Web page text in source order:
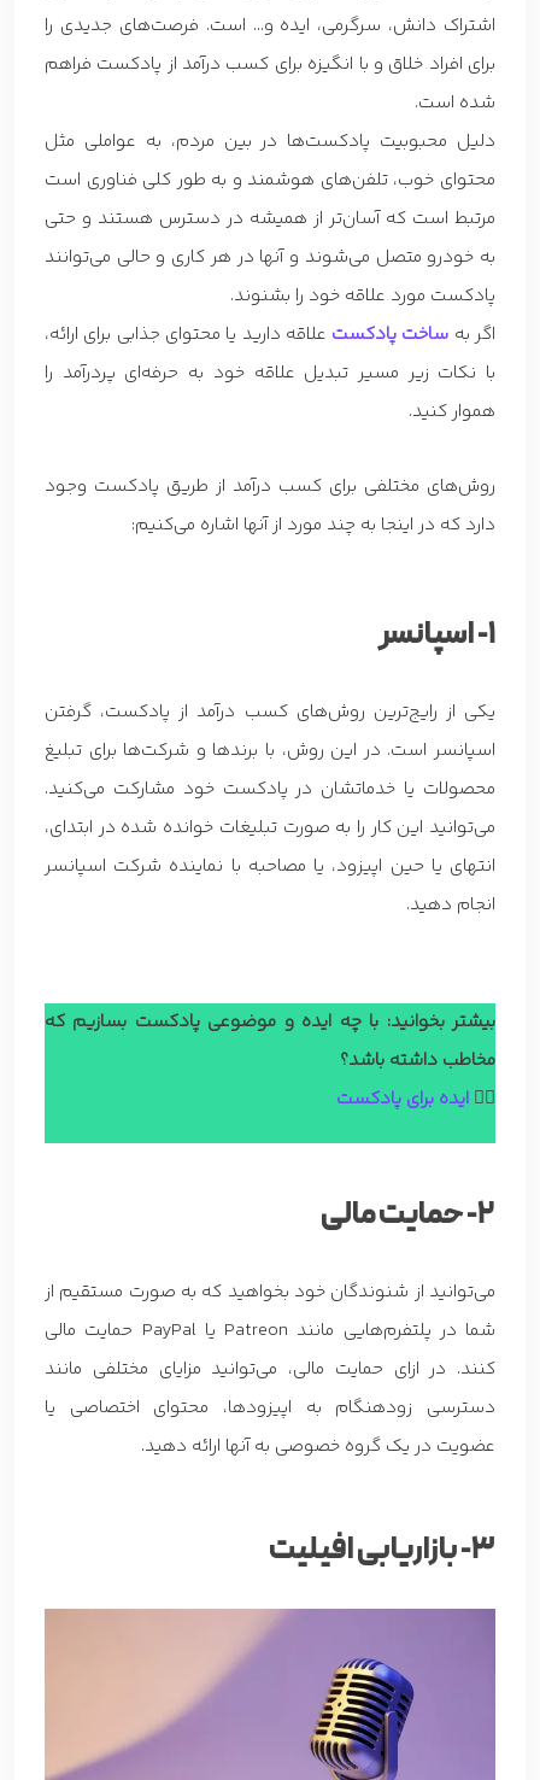
اشتراک دانش، سرگرمی، ایده و… است. فرصت‌های جدیدی را
برای افراد خلاق و با انگیزه برای کسب درآمد از پادکست فراهم
شده است.
دلیل محبوبیت پادکست‌ها در بین مردم، به عواملی مثل
محتوای خوب، تلفن‌های هوشمند و به طور کلی فناوری است
مرتبط است که آسان‌تر از همیشه در دسترس هستند و حتی
به خودرو متصل می‌شوند و آنها در هر کاری و حالی می‌توانند
پادکست مورد علاقه خود را بشنوند.
اگر به ساخت پادکست علاقه دارید یا محتوای جذابی برای ارائه،
با نکات زیر مسیر تبدیل علاقه خود به حرفه‌ای پردرآمد را
هموار کنید.
روش‌های مختلفی برای کسب درآمد از طریق پادکست وجود
دارد که در اینجا به چند مورد از آنها اشاره می‌کنیم:
1- اسپانسر
یکی از رایج‌ترین روش‌های کسب درآمد از پادکست، گرفتن
اسپانسر است. در این روش، با برندها و شرکت‌ها برای تبلیغ
محصولات یا خدماتشان در پادکست خود مشارکت می‌کنید.
می‌توانید این کار را به صورت تبلیغات خوانده شده در ابتدای،
انتهای یا حین اپیزود، یا مصاحبه با نماینده شرکت اسپانسر
انجام دهید.
بیشتر بخوانید: با چه ایده و موضوعی پادکست بسازیم که
مخاطب داشته باشد؟
👈🏼 ایده برای پادکست
2- حمایت مالی
می‌توانید از شنوندگان خود بخواهید که به صورت مستقیم از
شما در پلتفرم‌هایی مانند Patreon یا PayPal حمایت مالی
کنند. در ازای حمایت مالی، می‌توانید مزایای مختلفی مانند
دسترسی زودهنگام به اپیزودها، محتوای اختصاصی یا
عضویت در یک گروه خصوصی به آنها ارائه دهید.
3- بازاریابی افیلیت